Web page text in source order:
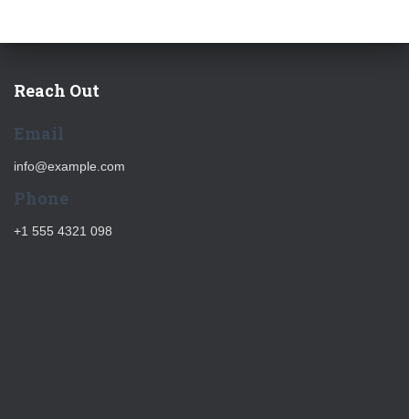
Reach Out
Email
info@example.com
Phone
+1 555 4321 098